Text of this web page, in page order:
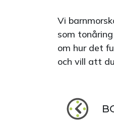
Vi
som
om hur det
och vill att